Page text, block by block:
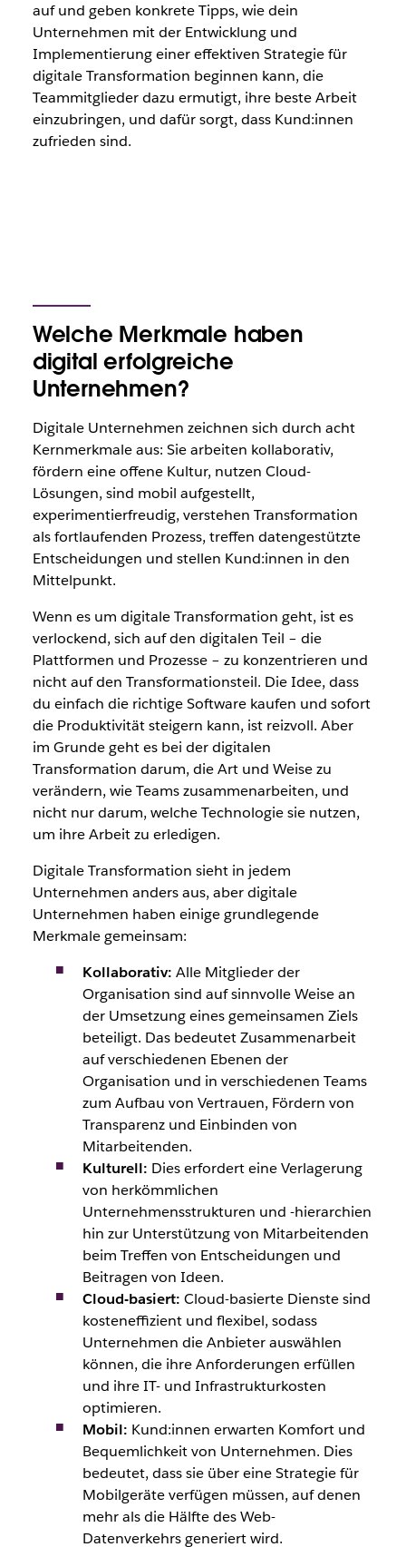
auf und geben konkrete Tipps, wie dein
Unternehmen mit der Entwicklung und
Implementierung einer effektiven Strategie für
digitale Transformation beginnen kann, die
Teammitglieder dazu ermutigt, ihre beste Arbeit
einzubringen, und dafür sorgt, dass Kund:innen
zufrieden sind.
Welche Merkmale haben
digital erfolgreiche
Unternehmen?
Digitale Unternehmen zeichnen sich durch acht
Kernmerkmale aus: Sie arbeiten kollaborativ,
fördern eine offene Kultur, nutzen Cloud-
Lösungen, sind mobil aufgestellt,
experimentierfreudig, verstehen Transformation
als fortlaufenden Prozess, treffen datengestützte
Entscheidungen und stellen Kund:innen in den
Mittelpunkt.
Wenn es um digitale Transformation geht, ist es
verlockend, sich auf den digitalen Teil – die
Plattformen und Prozesse – zu konzentrieren und
nicht auf den Transformationsteil. Die Idee, dass
du einfach die richtige Software kaufen und sofort
die Produktivität steigern kann, ist reizvoll. Aber
im Grunde geht es bei der digitalen
Transformation darum, die Art und Weise zu
verändern, wie Teams zusammenarbeiten, und
nicht nur darum, welche Technologie sie nutzen,
um ihre Arbeit zu erledigen.
Digitale Transformation sieht in jedem
Unternehmen anders aus, aber digitale
Unternehmen haben einige grundlegende
Merkmale gemeinsam:
Kollaborativ: Alle Mitglieder der
Organisation sind auf sinnvolle Weise an
der Umsetzung eines gemeinsamen Ziels
beteiligt. Das bedeutet Zusammenarbeit
auf verschiedenen Ebenen der
Organisation und in verschiedenen Teams
zum Aufbau von Vertrauen, Fördern von
Transparenz und Einbinden von
Mitarbeitenden.
Kulturell: Dies erfordert eine Verlagerung
von herkömmlichen
Unternehmensstrukturen und -hierarchien
hin zur Unterstützung von Mitarbeitenden
beim Treffen von Entscheidungen und
Beitragen von Ideen.
Cloud-basiert: Cloud-basierte Dienste sind
kosteneffizient und flexibel, sodass
Unternehmen die Anbieter auswählen
können, die ihre Anforderungen erfüllen
und ihre IT- und Infrastrukturkosten
optimieren.
Mobil: Kund:innen erwarten Komfort und
Bequemlichkeit von Unternehmen. Dies
bedeutet, dass sie über eine Strategie für
Mobilgeräte verfügen müssen, auf denen
mehr als die Hälfte des Web-
Datenverkehrs generiert wird.